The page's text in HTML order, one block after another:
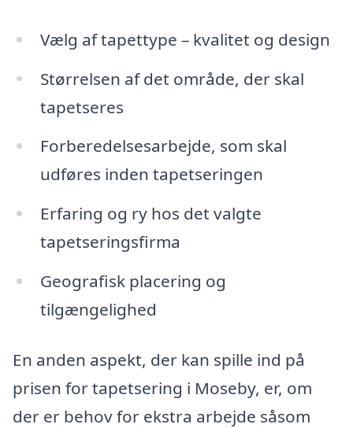
Vælg af tapettype – kvalitet og design
Størrelsen af det område, der skal
tapetseres
Forberedelsesarbejde, som skal
udføres inden tapetseringen
Erfaring og ry hos det valgte
tapetseringsfirma
Geografisk placering og
tilgængelighed
En anden aspekt, der kan spille ind på
prisen for tapetsering i Moseby, er, om
der er behov for ekstra arbejde såsom